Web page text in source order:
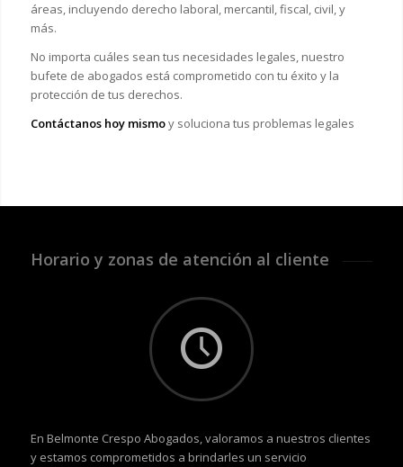
áreas, incluyendo derecho laboral, mercantil, fiscal, civil, y
más.
No importa cuáles sean tus necesidades legales, nuestro
bufete de abogados está comprometido con tu éxito y la
protección de tus derechos.
Contáctanos hoy mismoy soluciona tus problemas legales
Horario y zonas de atención al cliente
En Belmonte Crespo Abogados, valoramos a nuestros clientes
y estamos comprometidos a brindarles un servicio